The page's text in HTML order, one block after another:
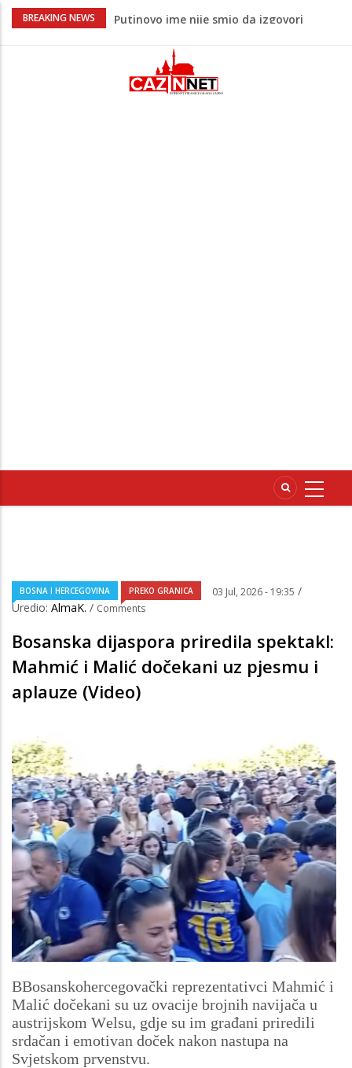
BREAKING NEWS
Šta se dešava u Europi? Dron iz
kod gasovoda
Ribari pronašli kosti na isušenom dnu
Save, podsjećaju na ljudske
BOSNA I HERCEGOVINA PREKO GRANICA 03 Jul, 2026 - 19:35 /
Uredio: AlmaK. / Comments
Bosanska dijaspora priredila spektakl:
Mahmić i Malić dočekani uz pjesmu i
aplauze (Video)
BBosanskohercegovački reprezentativci Mahmić i
Malić dočekani su uz ovacije brojnih navijača u
austrijskom Welsu, gdje su im građani priredili
srdačan i emotivan doček nakon nastupa na
Svjetskom prvenstvu.